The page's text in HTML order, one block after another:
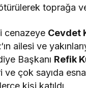
toprağa
cenazeye Cevdet
‘ın ailesi ve
Başkanı Refik
ve çok sayıda
kişi katıldı.